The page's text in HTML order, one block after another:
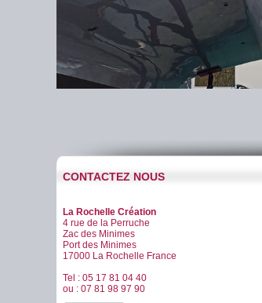
CONTACTEZ NOUS
La Rochelle Création
4 rue de la Perruche
Zac des Minimes
Port des Minimes
17000 La Rochelle France
Tel : 05 17 81 04 40
ou : 07 81 98 97 90